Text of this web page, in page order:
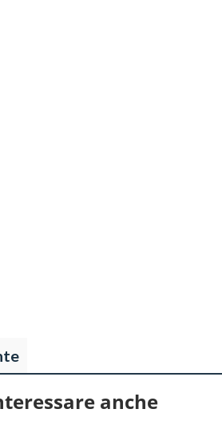
anche